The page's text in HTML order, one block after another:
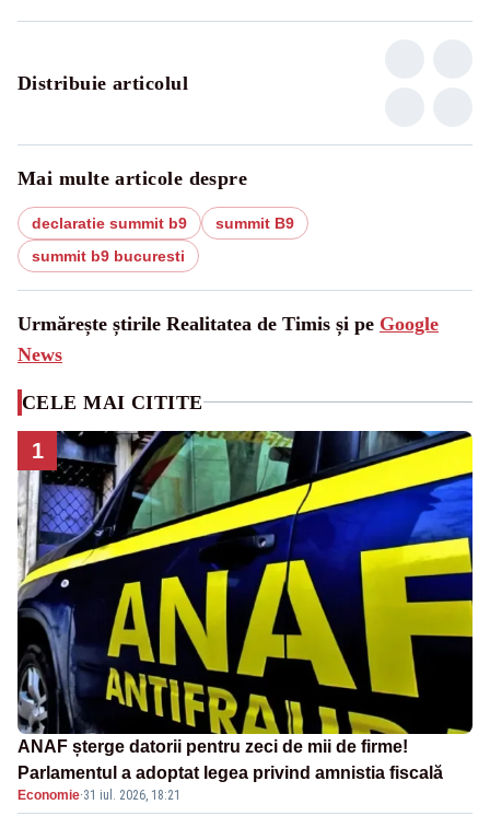
Distribuie articolul
Mai multe articole despre
declaratie summit b9
summit B9
summit b9 bucuresti
Urmărește știrile Realitatea de Timis și pe Google
News
CELE MAI CITITE
1
ANAF șterge datorii pentru zeci de mii de firme!
Parlamentul a adoptat legea privind amnistia fiscală
Economie·31 iul. 2026, 18:21